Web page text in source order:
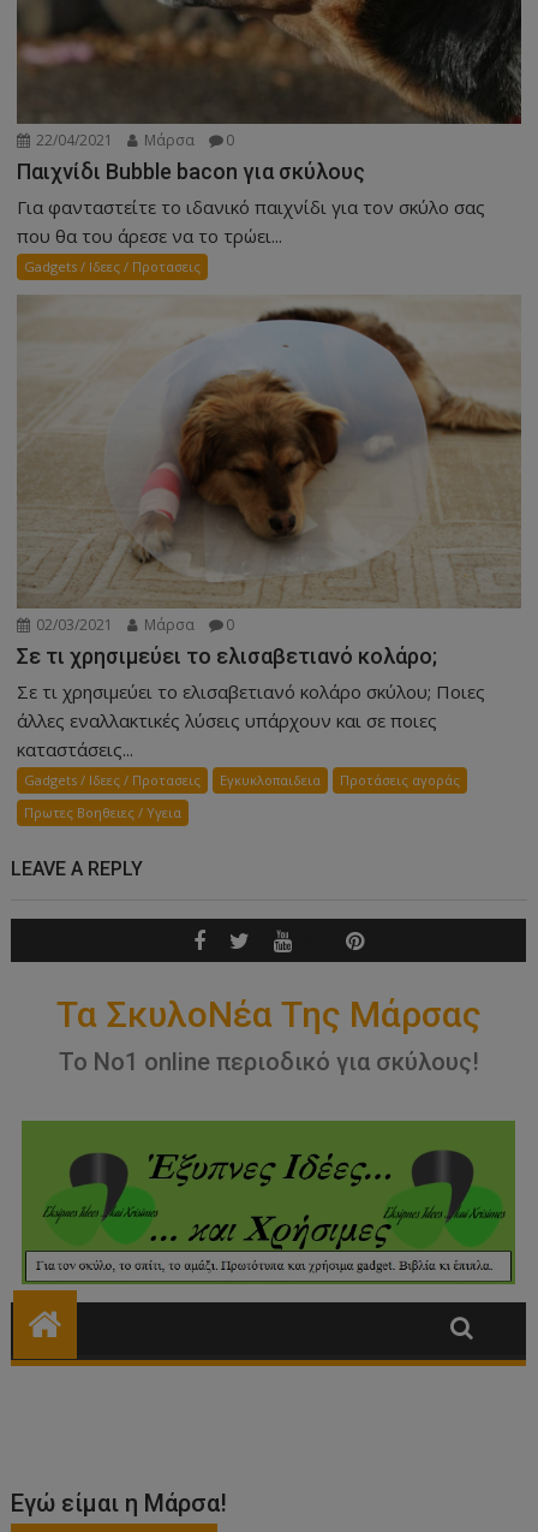
22/04/2021 Μάρσα 0
Παιχνίδι Bubble bacon για σκύλους
Για φανταστείτε το ιδανικό παιχνίδι για τον σκύλο σας
που θα του άρεσε να το τρώει...
Gadgets / Ιδεες / Προτασεις
02/03/2021 Μάρσα 0
Σε τι χρησιμεύει το ελισαβετιανό κολάρο;
Σε τι χρησιμεύει το ελισαβετιανό κολάρο σκύλου; Ποιες
άλλες εναλλακτικές λύσεις υπάρχουν και σε ποιες
καταστάσεις...
Gadgets / Ιδεες / Προτασεις Εγκυκλοπαιδεια
Προτάσεις αγοράς
Πρωτες Βοηθειες / Υγεια
LEAVE A REPLY
Εγώ είμαι η Μάρσα!